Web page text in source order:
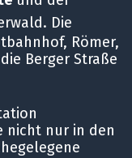
Die
Römer,
Berger Straße
nicht nur in den